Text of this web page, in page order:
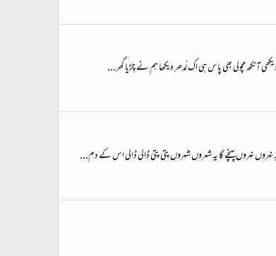
دیکھی آنکھ مچولی بھی پاس ہی اک لُدھر دیکھا ہم نے چِڑیا گھر...
یہ نہروں نہروں پہنچے گا یہ شہروں شہروں پتی پتی ڈالی ڈالی اس کے دم...